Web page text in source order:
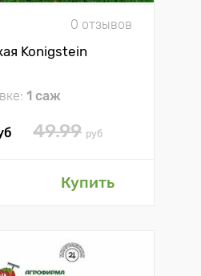
0 отзывов
Konigstein
1 саж
49.99 руб
Купить